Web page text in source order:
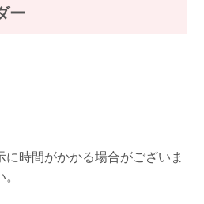
ー
時間がかかる場合がございま